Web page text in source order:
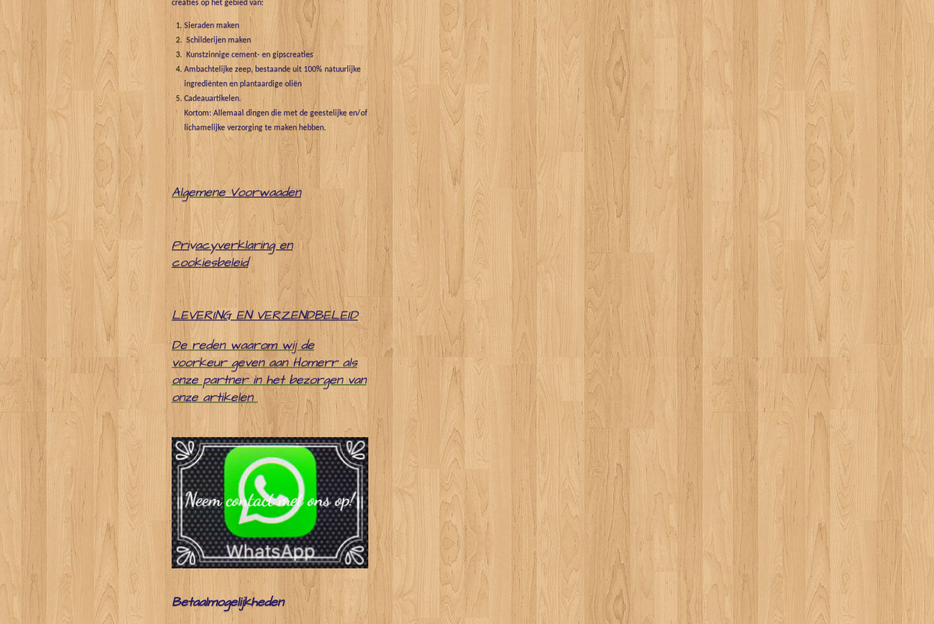
creaties op het gebied van:
Sieraden maken
Schilderijen maken
Kunstzinnige cement- en gipscreaties
Ambachtelijke zeep, bestaande uit 100% natuurlijke
ingrediënten en plantaardige oliën
Cadeauartikelen.
Kortom: Allemaal dingen die met de geestelijke en/of
lichamelijke verzorging te maken hebben.
Algemene Voorwaaden
Privacyverklaring en
cookiesbeleid
LEVERING EN VERZENDBELEID
De reden waarom wij de
voorkeur geven aan Homerr als
onze partner in het bezorgen van
onze artikelen
Betaalmogelijkheden